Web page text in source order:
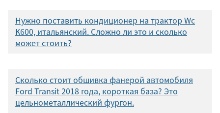
Нужно поставить кондиционер на трактор Wc
K600, итальянский. Сложно ли это и сколько
может стоить?
Сколько стоит обшивка фанерой автомобиля
Ford Transit 2018 года, короткая база? Это
цельнометаллический фургон.